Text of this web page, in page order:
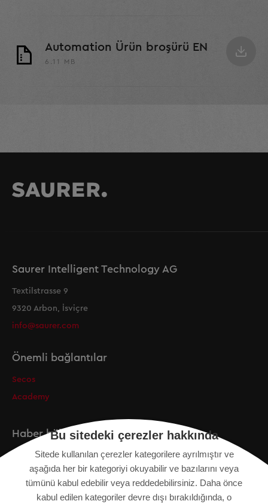
Automation Ürün broşürü EN
6.11 MB
Saurer Intelligent Technology AG
Textilstrasse 9
9320 Arbon, İsviçre
info@saurer.com
Önemli bağlantılar
Secos
Academy
Haber bülteniBu sitedeki çerezler hakkında
Sitede kullanılan çerezler kategorilere ayrılmıştır ve
aşağıda her bir kategoriyi okuyabilir ve bazılarını veya
tümünü kabul edebilir veya reddedebilirsiniz. Daha önce
kabul edilen kategoriler devre dışı bırakıldığında, o